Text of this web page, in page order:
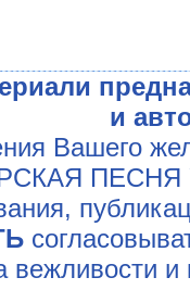
и
Вашего
ПЕСНЯ
и